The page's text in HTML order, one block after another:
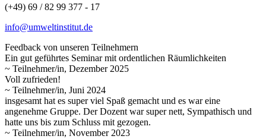
(+49) 69 / 82 99 377 - 17
info@umweltinstitut.de
Feedback von unseren Teilnehmern
Ein gut geführtes Seminar mit ordentlichen Räumlichkeiten
~ Teilnehmer/in, Dezember 2025
Voll zufrieden!
~ Teilnehmer/in, Juni 2024
insgesamt hat es super viel Spaß gemacht und es war eine
angenehme Gruppe. Der Dozent war super nett, Sympathisch und
hatte uns bis zum Schluss mit gezogen.
~ Teilnehmer/in, November 2023